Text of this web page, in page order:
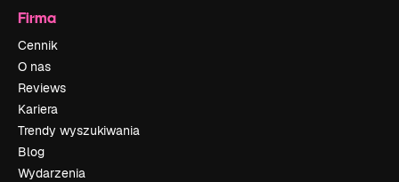
Firma
Cennik
O nas
Reviews
Kariera
Trendy wyszukiwania
Blog
Wydarzenia